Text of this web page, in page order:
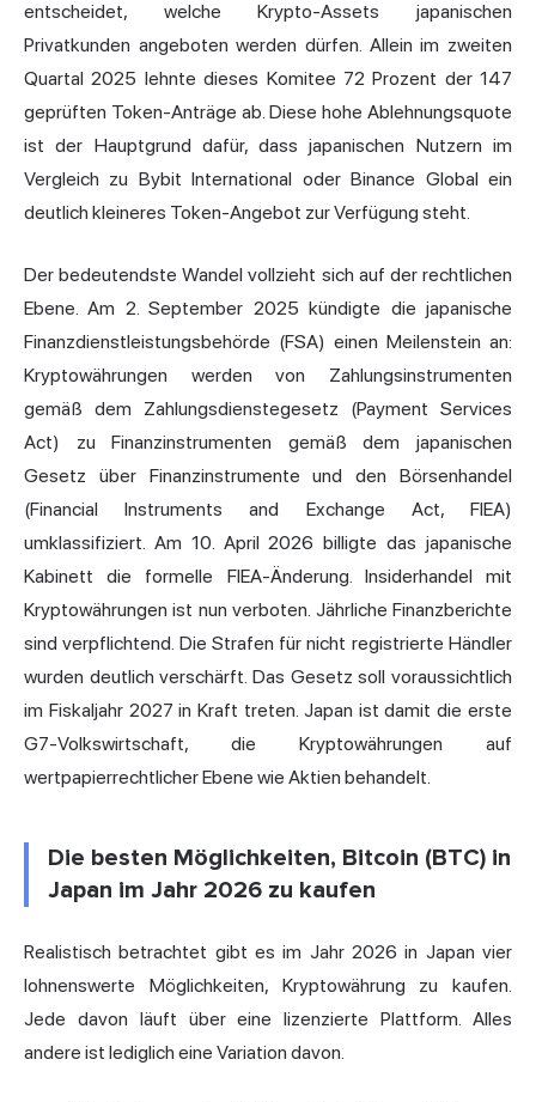
entscheidet, welche Krypto-Assets japanischen
Privatkunden angeboten werden dürfen. Allein im zweiten
Quartal 2025 lehnte dieses Komitee 72 Prozent der 147
geprüften Token-Anträge ab. Diese hohe Ablehnungsquote
ist der Hauptgrund dafür, dass japanischen Nutzern im
Vergleich zu Bybit International oder Binance Global ein
deutlich kleineres Token-Angebot zur Verfügung steht.
Der bedeutendste Wandel vollzieht sich auf der rechtlichen
Ebene. Am 2. September 2025 kündigte die japanische
Finanzdienstleistungsbehörde (FSA) einen Meilenstein an:
Kryptowährungen werden von Zahlungsinstrumenten
gemäß dem Zahlungsdienstegesetz (Payment Services
Act) zu Finanzinstrumenten gemäß dem japanischen
Gesetz über Finanzinstrumente und den Börsenhandel
(Financial Instruments and Exchange Act, FIEA)
umklassifiziert. Am 10. April 2026 billigte das japanische
Kabinett die formelle FIEA-Änderung. Insiderhandel mit
Kryptowährungen ist nun verboten. Jährliche Finanzberichte
sind verpflichtend. Die Strafen für nicht registrierte Händler
wurden deutlich verschärft. Das Gesetz soll voraussichtlich
im Fiskaljahr 2027 in Kraft treten. Japan ist damit die erste
G7-Volkswirtschaft, die Kryptowährungen auf
wertpapierrechtlicher Ebene wie Aktien behandelt.
Die besten Möglichkeiten, Bitcoin (BTC) in
Japan im Jahr 2026 zu kaufen
Realistisch betrachtet gibt es im Jahr 2026 in Japan vier
lohnenswerte Möglichkeiten, Kryptowährung zu kaufen.
Jede davon läuft über eine lizenzierte Plattform. Alles
andere ist lediglich eine Variation davon.